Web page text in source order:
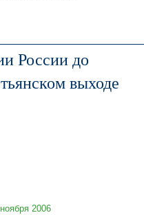
России до
выходе
2006